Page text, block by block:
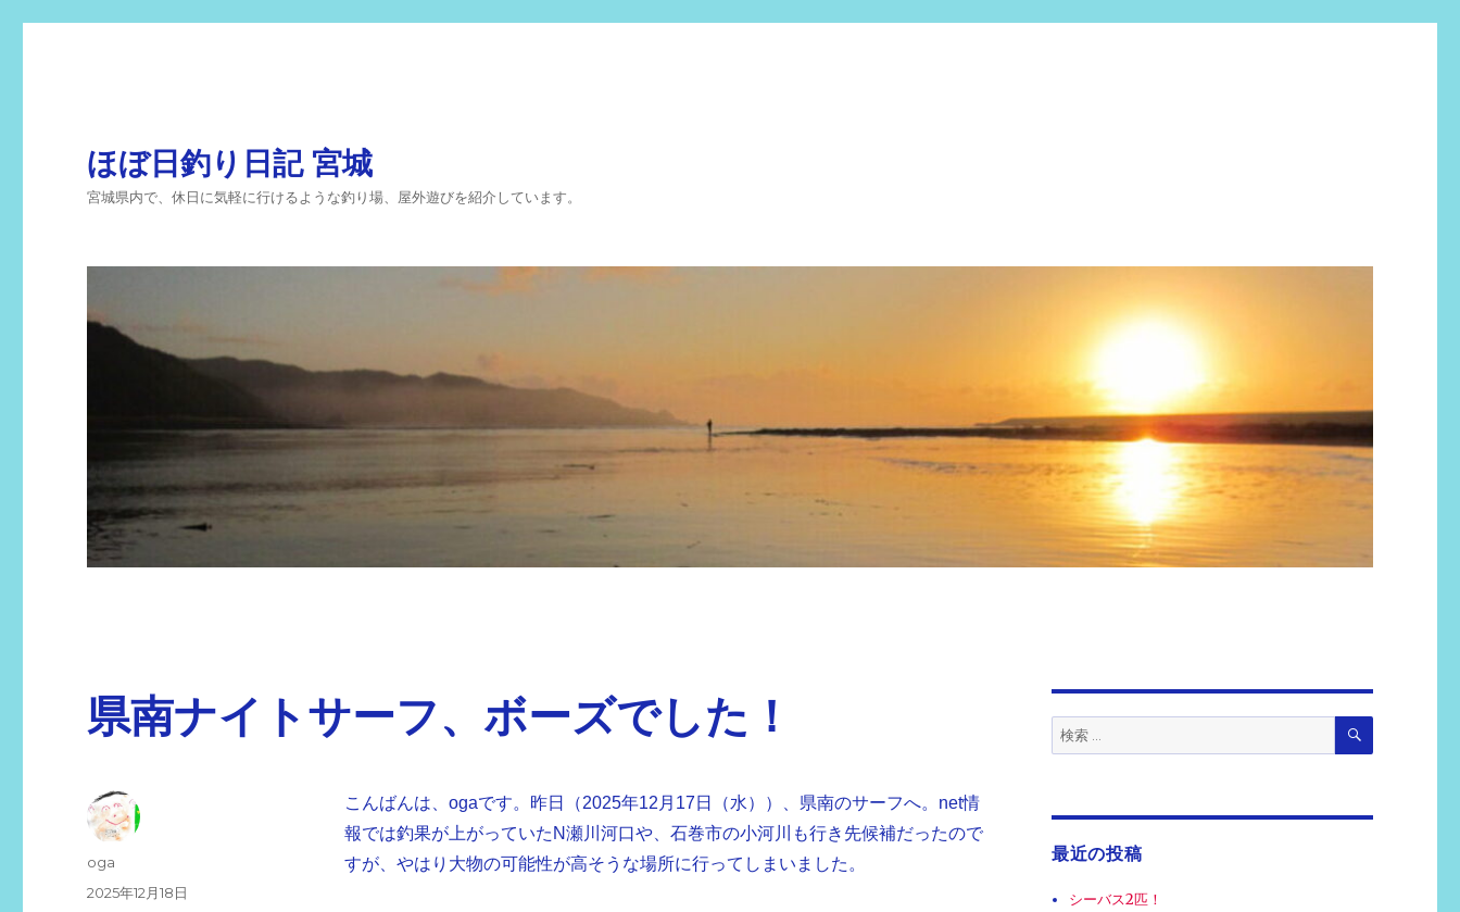
ほぼ日釣り日記 宮城
宮城県内で、休日に気軽に行けるような釣り場、屋外遊びを紹介しています。
県南ナイトサーフ、ボーズでした！
こんばんは、ogaです。昨日（2025年12月17日（水））、県南のサーフへ。net情
報では釣果が上がっていたN瀬川河口や、石巻市の小河川も行き先候補だったので
すが、やはり大物の可能性が高そうな場所に行ってしまいました。
投
oga
投
2025年12月18日
検
索:
検
最近の投稿
シーバス2匹！